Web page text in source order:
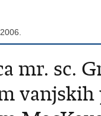
mr. sc.
vanjskih